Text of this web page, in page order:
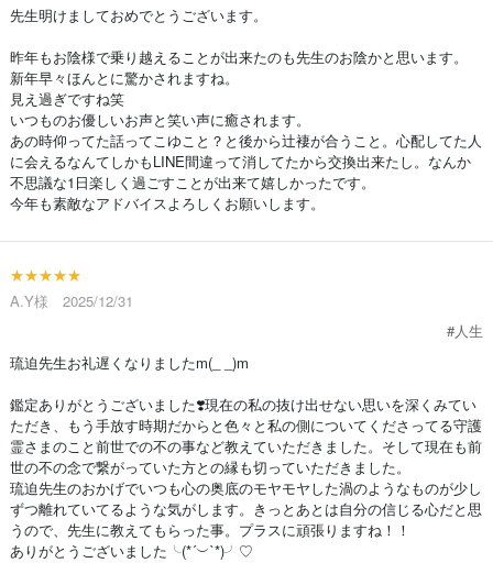
先生明けましておめでとうございます。
昨年もお陰様で乗り越えることが出来たのも先生のお陰かと思います。
新年早々ほんとに驚かされますね。
見え過ぎですね笑
いつものお優しいお声と笑い声に癒されます。
あの時仰ってた話ってこゆこと？と後から辻褄が合うこと。心配してた人
に会えるなんてしかもLINE間違って消してたから交換出来たし。なんか
不思議な1日楽しく過ごすことが出来て嬉しかったです。
今年も素敵なアドバイスよろしくお願いします。
★★★★★
A.Y様 2025/12/31
#人生
琉迫先生お礼遅くなりましたm(_ _)m
鑑定ありがとうございました❣️現在の私の抜け出せない思いを深くみてい
ただき、もう手放す時期だからと色々と私の側についてくださってる守護
霊さまのこと前世での不の事など教えていただきました。そして現在も前
世の不の念で繋がっていた方との縁も切っていただきました。
琉迫先生のおかげでいつも心の奥底のモヤモヤした渦のようなものが少し
ずつ離れていてるような気がします。きっとあとは自分の信じる心だと思
うので、先生に教えてもらった事。プラスに頑張りますね！！
ありがとうございました╰(*´︶`*)╯♡